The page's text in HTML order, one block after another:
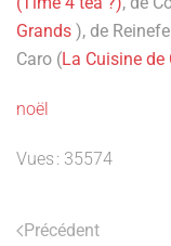
Grands ), de
Caro (La Cuisine de
noël
Vues : 35574
Précédent